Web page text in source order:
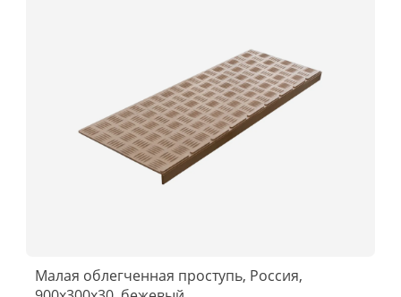
Малая облегченная проступь, Россия,